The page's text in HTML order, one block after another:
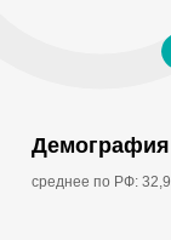
Демография
среднее по РФ: 32,9